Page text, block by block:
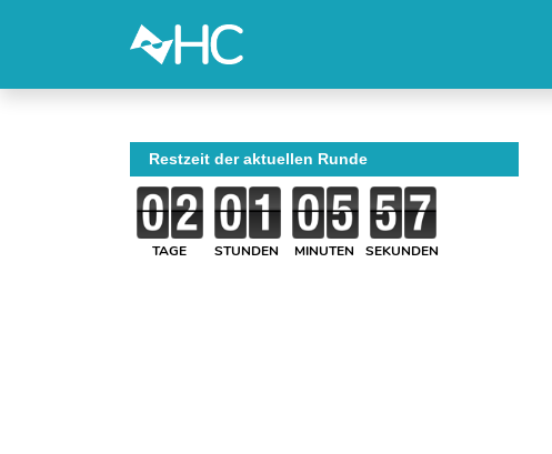
Restzeit der aktuellen Runde
TAGE STUNDEN MINUTEN SEKUNDEN